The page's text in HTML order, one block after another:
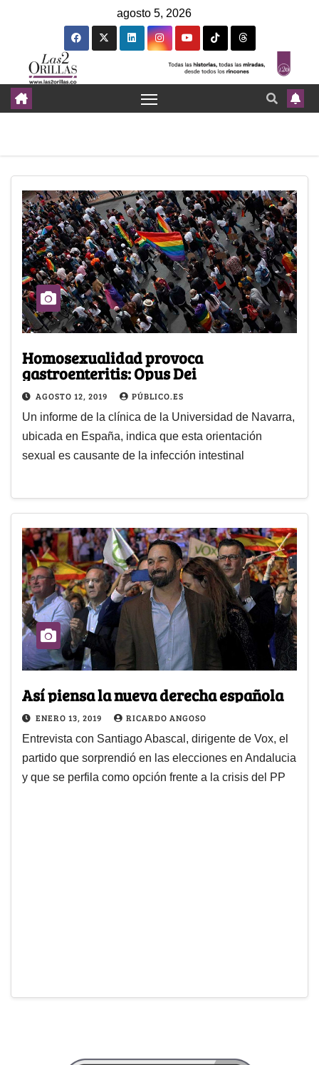
agosto 5, 2026
Homosexualidad provoca
gastroenteritis: Opus Dei
AGOSTO 12, 2019 PÚBLICO.ES
Un informe de la clínica de la Universidad de Navarra,
ubicada en España, indica que esta orientación
sexual es causante de la infección intestinal
Así piensa la nueva derecha española
ENERO 13, 2019 RICARDO ANGOSO
Entrevista con Santiago Abascal, dirigente de Vox, el
partido que sorprendió en las elecciones en Andalucia
y que se perfila como opción frente a la crisis del PP